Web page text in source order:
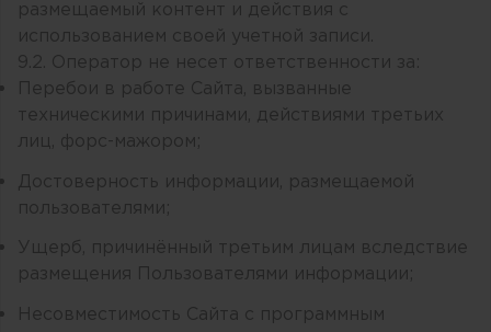
размещаемый контент и действия с
использованием своей учетной записи.
9.2. Оператор не несет ответственности за:
Перебои в работе Сайта, вызванные
техническими причинами, действиями третьих
лиц, форс-мажором;
Достоверность информации, размещаемой
пользователями;
Ущерб, причинённый третьим лицам вследствие
размещения Пользователями информации;
Несовместимость Сайта с программным